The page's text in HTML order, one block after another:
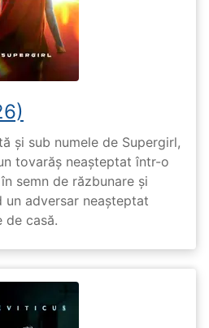
și sub numele de Supergirl,
tovarăș neașteptat într-o
semn de răzbunare și
adversar neașteptat
de casă.